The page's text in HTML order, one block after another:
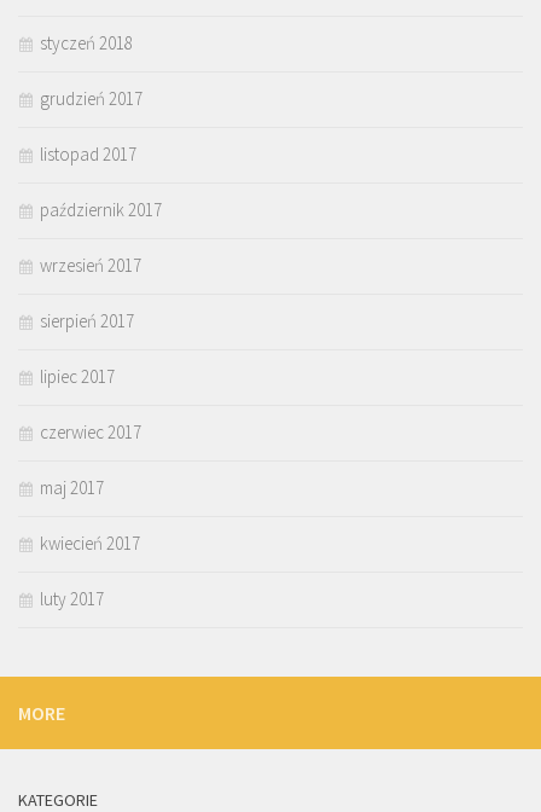
styczeń 2018
grudzień 2017
listopad 2017
październik 2017
wrzesień 2017
sierpień 2017
lipiec 2017
czerwiec 2017
maj 2017
kwiecień 2017
luty 2017
MORE
KATEGORIE